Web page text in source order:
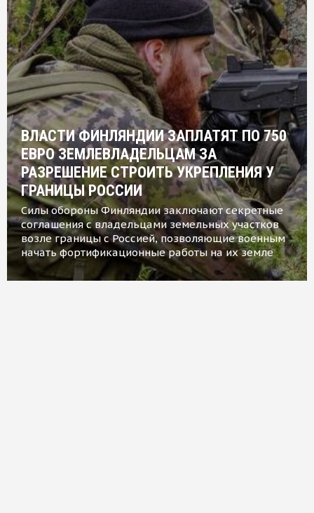
ВЛАСТИ ФИНЛЯНДИИ ЗАПЛАТЯТ ПО 750
ЕВРО ЗЕМЛЕВЛАДЕЛЬЦАМ ЗА
РАЗРЕШЕНИЕ СТРОИТЬ УКРЕПЛЕНИЯ У
ГРАНИЦЫ РОССИИ
Силы обороны Финляндии заключают секретные
соглашения с владельцами земельных участков
возле границы с Россией, позволяющие военным
начать фортификационные работы на их земле